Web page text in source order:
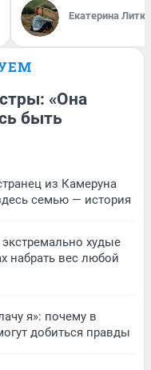
Екатерина
«Она
быть
из Камеруна
семью — история
худые
набрать вес любой
я»: почему в
добиться правды